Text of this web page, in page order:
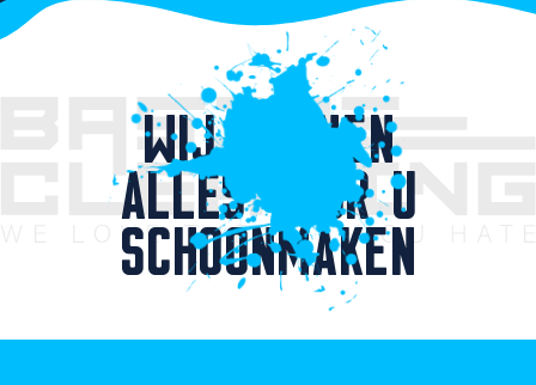
WIJ KUNNEN
ALLES VOOR U
SCHOONMAKEN